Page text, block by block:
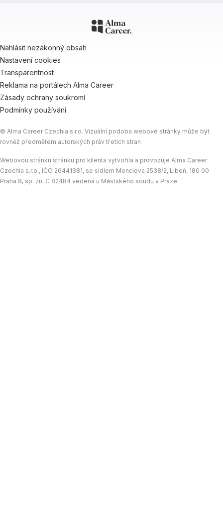
Nahlásit nezákonný obsah
Nastavení cookies
Transparentnost
Reklama na portálech Alma Career
Zásady ochrany soukromí
Podmínky používání
© Alma Career Czechia s.r.o. Vizuální podoba webové stránky může být
rovněž předmětem autorských práv třetích stran
Webovou stránku stránku pro klienta vytvořila a provozuje Alma Career
Czechia s.r.o., IČO 26441381, se sídlem Menclova 2538/2, Libeň, 180 00
Praha 8, sp. zn. C 82484 vedená u Městského soudu v Praze.